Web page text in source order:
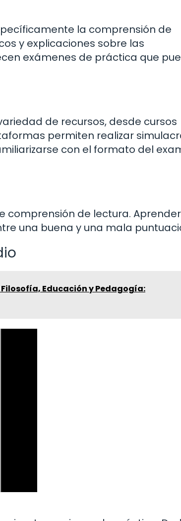
la comprensión de
y explicaciones sobre las
exámenes de práctica que
de recursos, desde cursos
permiten realizar
con el formato del
comprensión de lectura.
una buena y una mala
Educación y Pedagogía: